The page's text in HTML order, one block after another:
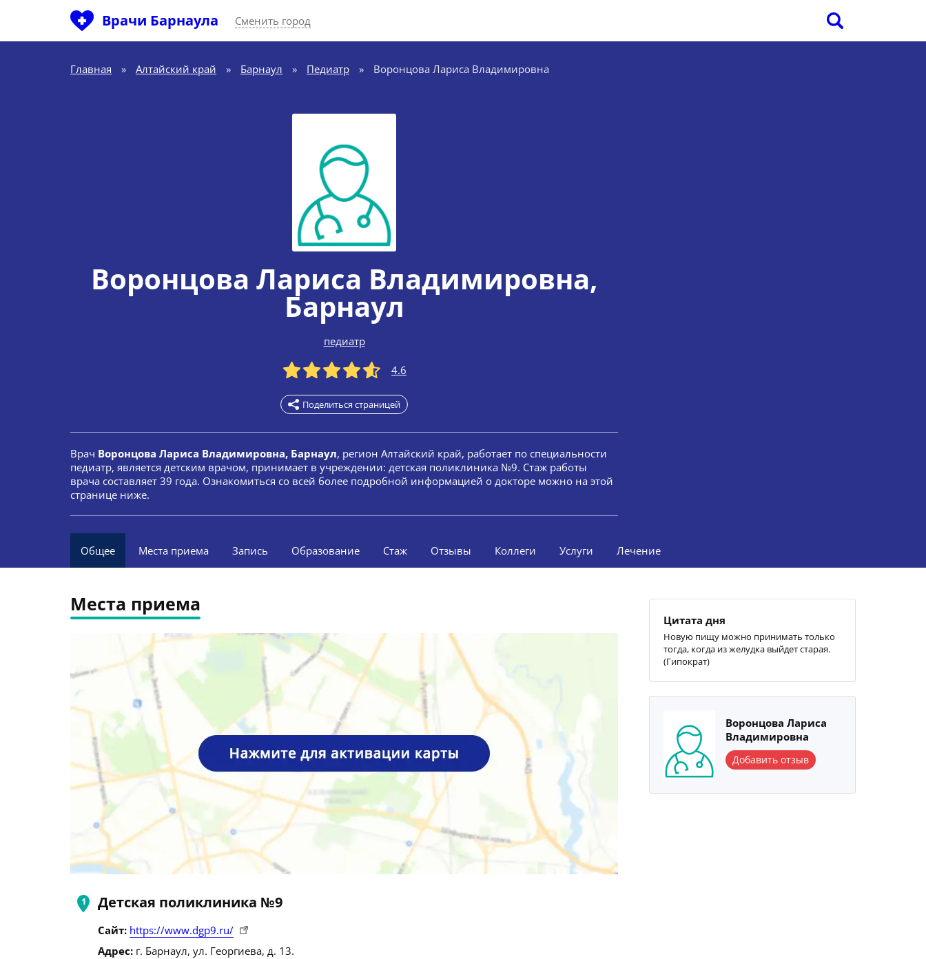
Врачи Барнаула Сменить город
Главная » Алтайский край » Барнаул » Педиатр » Воронцова Лариса Владимировна
Воронцова Лариса Владимировна,
Барнаул
педиатр
4.6
Поделиться страницей
Врач Воронцова Лариса Владимировна, Барнаул, регион Алтайский край, работает по специальности
педиатр, является детским врачом, принимает в учреждении: детская поликлиника №9. Стаж работы
врача составляет 39 года. Ознакомиться со всей более подробной информацией о докторе можно на этой
странице ниже.
Общее Места приема Запись Образование Стаж Отзывы Коллеги Услуги Лечение
Места приема
Детская поликлиника №9
Сайт: https://www.dgp9.ru/
Адрес: г. Барнаул, ул. Георгиева, д. 13.
Цитата дня
Новую пищу можно принимать только
тогда, когда из желудка выйдет старая.
(Гипократ)
Воронцова Лариса
Владимировна
Добавить отзыв